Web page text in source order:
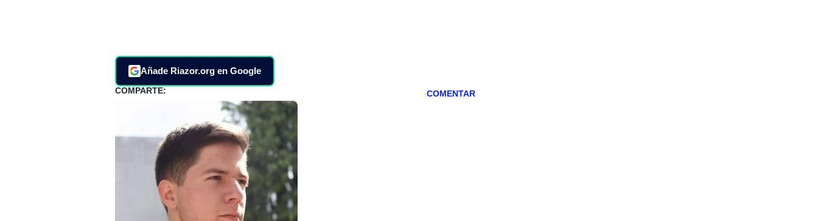
Añade Riazor.org en Google
COMPARTE: COMENTAR